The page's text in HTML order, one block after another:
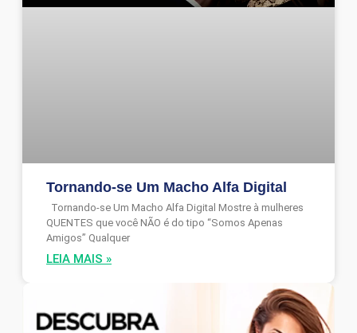
Tornando-se Um Macho Alfa Digital
Tornando-se Um Macho Alfa Digital Mostre à mulheres
QUENTES que você NÃO é do tipo “Somos Apenas
Amigos” Qualquer
LEIA MAIS »